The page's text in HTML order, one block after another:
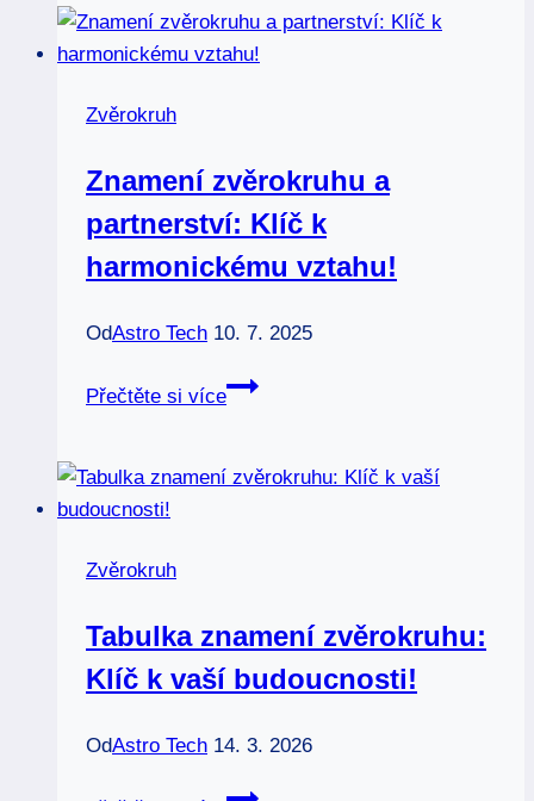
Jak
ovlivňuje
Zvěrokruh
Znamení zvěrokruhu a
partnerství: Klíč k
harmonickému vztahu!
OdAstro Tech 10. 7. 2025
Přečtěte si více
Znamení
partnerství:
Zvěrokruh
Tabulka znamení zvěrokruhu:
Klíč k vaší budoucnosti!
OdAstro Tech 14. 3. 2026
Tabulka